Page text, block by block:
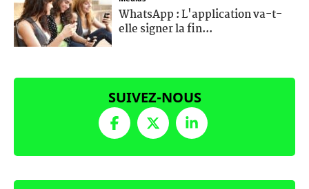
WhatsApp : L'application va-t-
elle signer la fin...
SUIVEZ-NOUS